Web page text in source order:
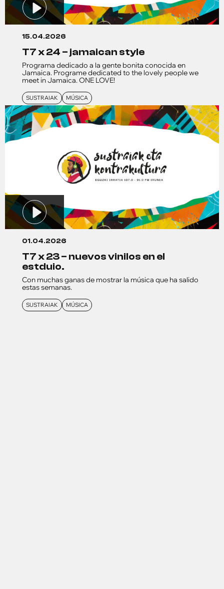
15.04.2026
t7 x 24 – jamaican style
Programa dedicado a la gente bonita conocida en
Jamaica. Programe dedicated to the lovely people we
meet in Jamaica. ONE LOVE!
SUSTRAIAK MÚSICA
01.04.2026
t7 x 23 – nuevos vinilos en el
estduio.
Con muchas ganas de mostrar la música que ha salido
estas semanas.
SUSTRAIAK MÚSICA